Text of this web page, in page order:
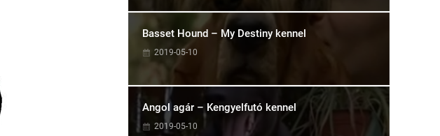
Basset Hound – My Destiny kennel
2019-05-10
Angol agár – Kengyelfutó kennel
2019-05-10